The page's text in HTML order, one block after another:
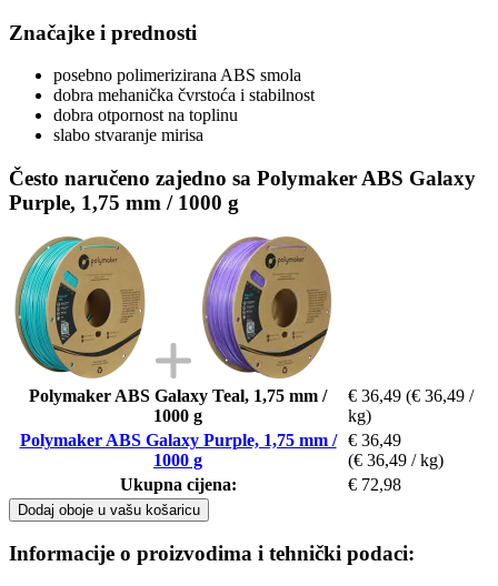
Značajke i prednosti
posebno polimerizirana ABS smola
dobra mehanička čvrstoća i stabilnost
dobra otpornost na toplinu
slabo stvaranje mirisa
Često naručeno zajedno sa Polymaker ABS Galaxy
Purple, 1,75 mm / 1000 g
Polymaker ABS Galaxy Teal, 1,75 mm /
1000 g
€ 36,49 (€ 36,49 /
kg)
Polymaker ABS Galaxy Purple, 1,75 mm /
1000 g
€ 36,49
(€ 36,49 / kg)
Ukupna cijena:
€ 72,98
Dodaj oboje u vašu košaricu
Informacije o proizvodima i tehnički podaci: